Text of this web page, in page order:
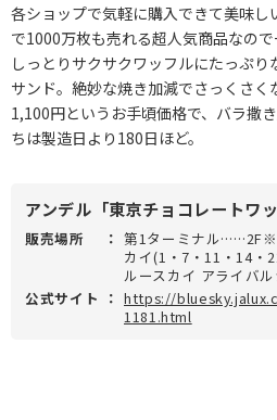
各ショップで気軽に購入できて美味
で1000万枚も売れる超人気商品なので
しっとりサクサクワッフルにたっぷ
サンド。絶妙な焼き加減でさっくさ
1,100円というお手頃価格で、バラ撒
ちは製造日より180日ほど。
アンデル「東京チョコレートワッ
販売場所 ： 第1ターミナル……2F※
カイ(1・7・11・14・
ルースカイ アライバ
公式サイト
： https://
1181.html